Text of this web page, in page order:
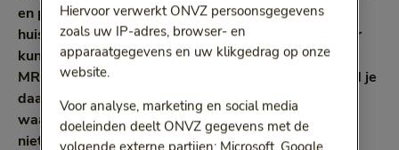
en pijnlijke knie sleep je je op maandag naar de
huisarts. Die stuurt je door naar het ziekenhuis. Daar
kun je echter pas over 4 maanden terecht voor een
MRI. En als je geopereerd moet worden, dan beland je
daarna op de volgende wachtlijst. Je hebt veel pijn,
waardoor je slecht slaapt. Kortom, je kunt voorlopig
niet (volledig) werken. Herkenbaar? Gelukkig biedt
Hiervoor verwerkt ONVZ persoonsgegevens
zoals uw IP-adres, browser- en
apparaatgegevens en uw klikgedrag op onze
website.
Voor analyse, marketing en social media
doeleinden deelt ONVZ gegevens met de
volgende externe partijen: Microsoft, Google,